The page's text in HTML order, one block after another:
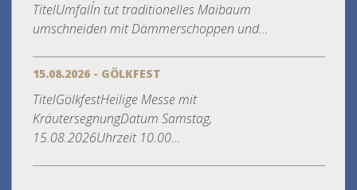
TitelUmfall´n tut traditionelles Maibaum
umschneiden mit Dämmerschoppen und...
15.08.2026 - GÖLKFEST
TitelGölkfestHeilige Messe mit
KräutersegnungDatum Samstag,
15.08.2026Uhrzeit 10.00...